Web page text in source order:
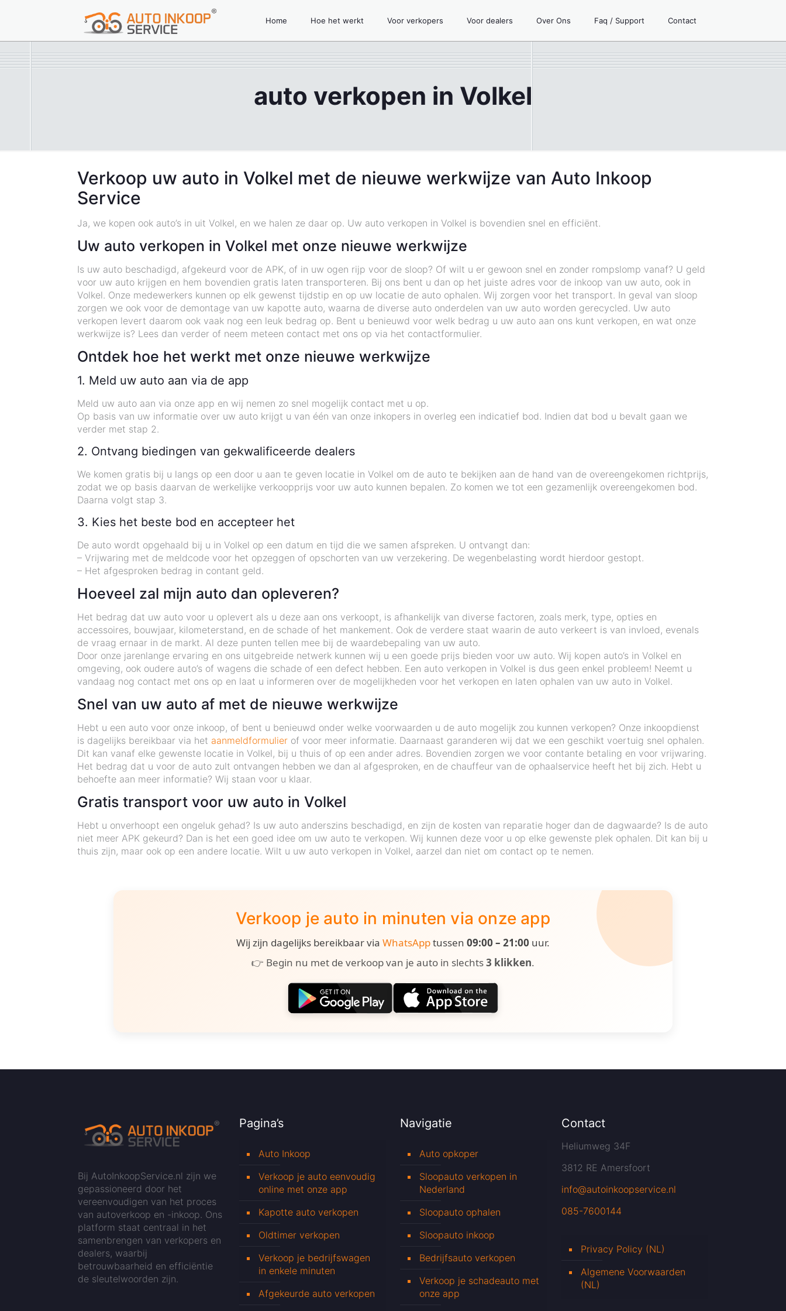
Home Hoe het werkt Voor verkopers Voor dealers Over Ons Faq / Support Contact
auto verkopen in Volkel
Verkoop uw auto in Volkel met de nieuwe werkwijze van Auto Inkoop
Service
Ja, we kopen ook auto’s in uit Volkel, en we halen ze daar op. Uw auto verkopen in Volkel is bovendien snel en efficiënt.
Uw auto verkopen in Volkel met onze nieuwe werkwijze
Is uw auto beschadigd, afgekeurd voor de APK, of in uw ogen rijp voor de sloop? Of wilt u er gewoon snel en zonder rompslomp vanaf? U geld
voor uw auto krijgen en hem bovendien gratis laten transporteren. Bij ons bent u dan op het juiste adres voor de inkoop van uw auto, ook in
Volkel. Onze medewerkers kunnen op elk gewenst tijdstip en op uw locatie de auto ophalen. Wij zorgen voor het transport. In geval van sloop
zorgen we ook voor de demontage van uw kapotte auto, waarna de diverse auto onderdelen van uw auto worden gerecycled. Uw auto
verkopen levert daarom ook vaak nog een leuk bedrag op. Bent u benieuwd voor welk bedrag u uw auto aan ons kunt verkopen, en wat onze
werkwijze is? Lees dan verder of neem meteen contact met ons op via het contactformulier.
Ontdek hoe het werkt met onze nieuwe werkwijze
1. Meld uw auto aan via de app
Meld uw auto aan via onze app en wij nemen zo snel mogelijk contact met u op.
Op basis van uw informatie over uw auto krijgt u van één van onze inkopers in overleg een indicatief bod. Indien dat bod u bevalt gaan we
verder met stap 2.
2. Ontvang biedingen van gekwalificeerde dealers
We komen gratis bij u langs op een door u aan te geven locatie in Volkel om de auto te bekijken aan de hand van de overeengekomen richtprijs,
zodat we op basis daarvan de werkelijke verkoopprijs voor uw auto kunnen bepalen. Zo komen we tot een gezamenlijk overeengekomen bod.
Daarna volgt stap 3.
3. Kies het beste bod en accepteer het
De auto wordt opgehaald bij u in Volkel op een datum en tijd die we samen afspreken. U ontvangt dan:
– Vrijwaring met de meldcode voor het opzeggen of opschorten van uw verzekering. De wegenbelasting wordt hierdoor gestopt.
– Het afgesproken bedrag in contant geld.
Hoeveel zal mijn auto dan opleveren?
Het bedrag dat uw auto voor u oplevert als u deze aan ons verkoopt, is afhankelijk van diverse factoren, zoals merk, type, opties en
accessoires, bouwjaar, kilometerstand, en de schade of het mankement. Ook de verdere staat waarin de auto verkeert is van invloed, evenals
de vraag ernaar in de markt. Al deze punten tellen mee bij de waardebepaling van uw auto.
Door onze jarenlange ervaring en ons uitgebreide netwerk kunnen wij u een goede prijs bieden voor uw auto. Wij kopen auto’s in Volkel en
omgeving, ook oudere auto’s of wagens die schade of een defect hebben. Een auto verkopen in Volkel is dus geen enkel probleem! Neemt u
vandaag nog contact met ons op en laat u informeren over de mogelijkheden voor het verkopen en laten ophalen van uw auto in Volkel.
Snel van uw auto af met de nieuwe werkwijze
Hebt u een auto voor onze inkoop, of bent u benieuwd onder welke voorwaarden u de auto mogelijk zou kunnen verkopen? Onze inkoopdienst
is dagelijks bereikbaar via het aanmeldformulier of voor meer informatie. Daarnaast garanderen wij dat we een geschikt voertuig snel ophalen.
Dit kan vanaf elke gewenste locatie in Volkel, bij u thuis of op een ander adres. Bovendien zorgen we voor contante betaling en voor vrijwaring.
Het bedrag dat u voor de auto zult ontvangen hebben we dan al afgesproken, en de chauffeur van de ophaalservice heeft het bij zich. Hebt u
behoefte aan meer informatie? Wij staan voor u klaar.
Gratis transport voor uw auto in Volkel
Hebt u onverhoopt een ongeluk gehad? Is uw auto anderszins beschadigd, en zijn de kosten van reparatie hoger dan de dagwaarde? Is de auto
niet meer APK gekeurd? Dan is het een goed idee om uw auto te verkopen. Wij kunnen deze voor u op elke gewenste plek ophalen. Dit kan bij u
thuis zijn, maar ook op een andere locatie. Wilt u uw auto verkopen in Volkel, aarzel dan niet om contact op te nemen.
Verkoop je auto in minuten via onze app
Wij zijn dagelijks bereikbaar via WhatsApptussen 09:00 – 21:00 uur.
👉 Begin nu met de verkoop van je auto in slechts3 klikken.
Bij AutoInkoopService.nl zijn we
gepassioneerd door het
vereenvoudigen van het proces
van autoverkoop en -inkoop. Ons
platform staat centraal in het
samenbrengen van verkopers en
dealers, waarbij
betrouwbaarheid en efficiëntie
de sleutelwoorden zijn.
Pagina’s
Auto Inkoop
Verkoop je auto eenvoudig
online met onze app
Kapotte auto verkopen
Oldtimer verkopen
Verkoop je bedrijfswagen
in enkele minuten
Afgekeurde auto verkopen
Navigatie
Auto opkoper
Sloopauto verkopen in
Nederland
Sloopauto ophalen
Sloopauto inkoop
Bedrijfsauto verkopen
Verkoop je schadeauto met
onze app
Contact
Heliumweg 34F
3812 RE Amersfoort
info@autoinkoopservice.nl
085-7600144
Privacy Policy (NL)
Algemene Voorwaarden
(NL)